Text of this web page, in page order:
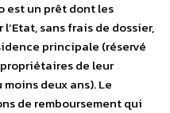
est un prêt dont les
sans frais de dossier,
principale (réservé
de leur
deux ans). Le
de remboursement qui